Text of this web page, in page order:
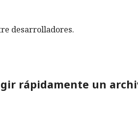
desarrolladores.
rápidamente un